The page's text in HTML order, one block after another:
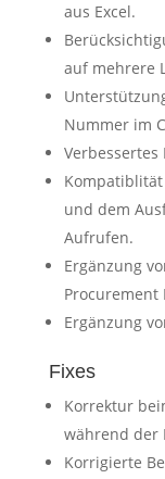
aus Excel.
auf mehrere
Nummer im
Kompatiblität
und dem
Aufrufen.
Ergänzung
Procurement
Ergänzung
Fixes
Korrektur
während der
Korrigierte